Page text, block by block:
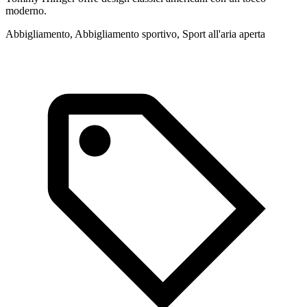
moderno.
Abbigliamento, Abbigliamento sportivo, Sport all'aria aperta